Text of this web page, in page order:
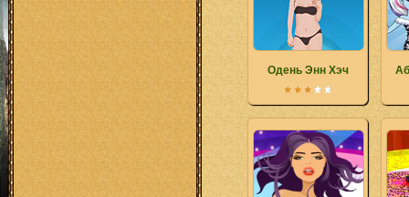
Одень Энн Хэч